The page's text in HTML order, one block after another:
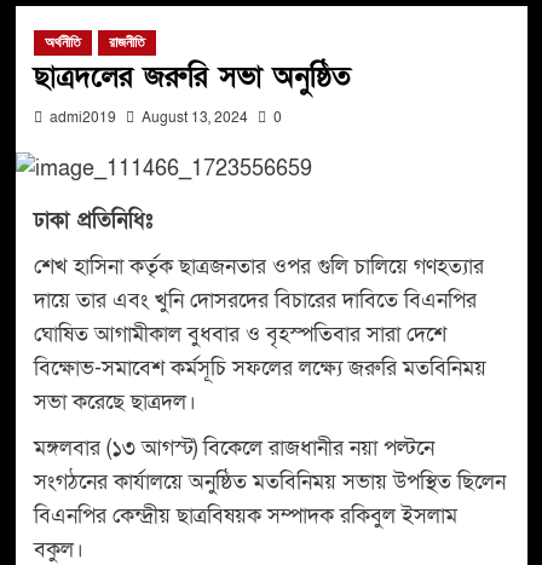
অর্থনীতি রাজনীতি
ছাত্রদলের জরুরি সভা অনুষ্ঠিত
admi2019 August 13, 2024 0
ঢাকা প্রতিনিধিঃ
শেখ হাসিনা কর্তৃক ছাত্রজনতার ওপর গুলি চালিয়ে গণহত্যার
দায়ে তার এবং খুনি দোসরদের বিচারের দাবিতে বিএনপির
ঘোষিত আগামীকাল বুধবার ও বৃহস্পতিবার সারা দেশে
বিক্ষোভ-সমাবেশ কর্মসূচি সফলের লক্ষ্যে জরুরি মতবিনিময়
সভা করেছে ছাত্রদল।
মঙ্গলবার (১৩ আগস্ট) বিকেলে রাজধানীর নয়া পল্টনে
সংগঠনের কার্যালয়ে অনুষ্ঠিত মতবিনিময় সভায় উপস্থিত ছিলেন
বিএনপির কেন্দ্রীয় ছাত্রবিষয়ক সম্পাদক রকিবুল ইসলাম
বকুল।